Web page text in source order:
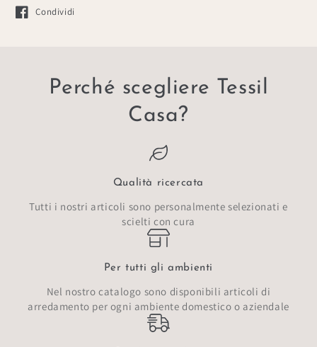
Condividi
Si apre in una nuova finestra.
Perché scegliere Tessil
Casa?
Qualità ricercata
Tutti i nostri articoli sono personalmente selezionati e
scielti con cura
Per tutti gli ambienti
Nel nostro catalogo sono disponibili articoli di
arredamento per ogni ambiente domestico o aziendale